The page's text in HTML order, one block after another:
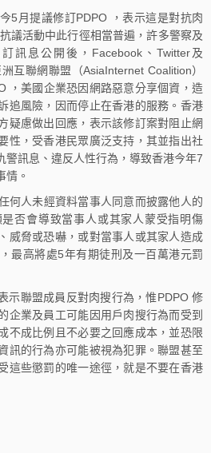
月提議修訂PDPO ，表示這是對抗肉
議活動中此行徑相當普遍，許多警察及
訊息公開後，Facebook、Twitter及
互聯網聯盟（AsiaInternet Coalition）
，美國企業恐因網路惡意分享個資，造
追風險，因而停止在香港的服務。香港
疑慮做出回應，表示該修訂案對阻止網
性，受香港民眾廣泛支持，其並指出社
警訊息、違反人性行為，導致香港今年7
情。
人未經資料當事人同意而披露他人的
否會導致當事人或其家人蒙受指明傷
威脅或恐嚇，或對當事人或其家人造成
最高將處5年有期徒刑及一百萬港元罰
聯盟成員反對肉搜行為，惟PDPO 修
企業及員工可能因用戶肉搜行為而受到
不成比例且不必要之回應成本，並恐限
訊的行為亦可能被視為犯罪。聯盟甚至
這些懲罰的唯一途徑，就是不要在香港